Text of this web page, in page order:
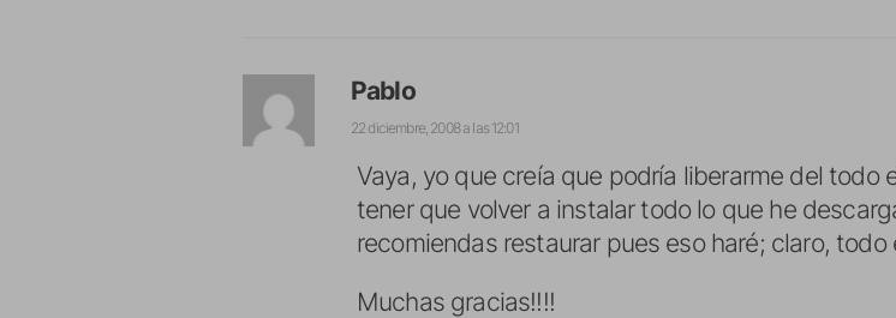
Pablo
22 diciembre, 2008 a las 12:01
Vaya, yo que creía que podría liberarme del todo
tener que volver a instalar todo lo que he
recomiendas restaurar pues eso haré; claro,
Muchas gracias!!!!